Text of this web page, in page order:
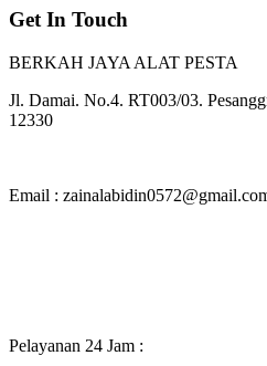
Get In Touch
BERKAH JAYA ALAT PESTA
Jl. Damai. No.4. RT003/03.
12330
Email :
Pelayanan 24 Jam :